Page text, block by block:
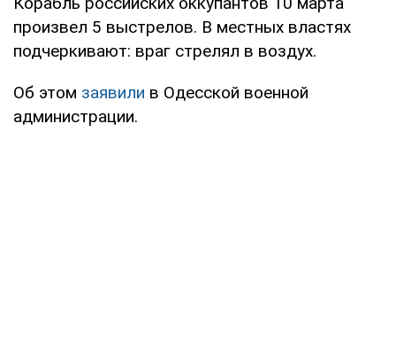
произвел 5 выстрелов. В местных властях
подчеркивают: враг стрелял в воздух.
Об этом заявили в Одесской военной
администрации.